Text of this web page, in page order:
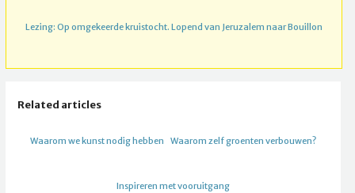
Lezing: Op omgekeerde kruistocht. Lopend van Jeruzalem naar Bouillon
Related articles
Waarom we kunst nodig hebben Waarom zelf groenten verbouwen?
Inspireren met vooruitgang